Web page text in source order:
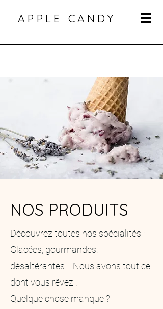
APPLE CANDY
NOS PRODUITS
Découvrez toutes nos spécialités :
Glacées, gourmandes,
désaltérantes... Nous avons tout ce
dont vous rêvez !
Quelque chose manque ?